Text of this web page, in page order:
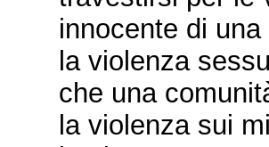
innocente di
la violenza
che una
la violenza sui